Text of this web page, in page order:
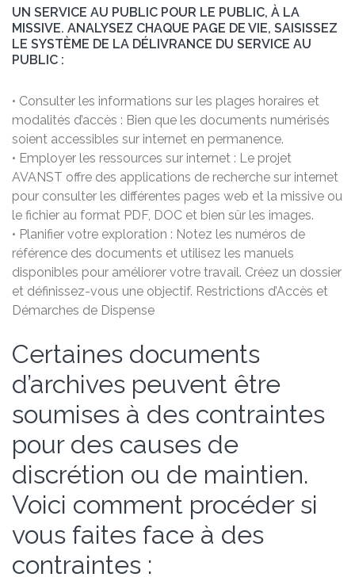
UN SERVICE AU PUBLIC POUR LE PUBLIC, À LA
MISSIVE. ANALYSEZ CHAQUE PAGE DE VIE, SAISISSEZ
LE SYSTÈME DE LA DÉLIVRANCE DU SERVICE AU
PUBLIC :
• Consulter les informations sur les plages horaires et
modalités d’accès : Bien que les documents numérisés
soient accessibles sur internet en permanence.
• Employer les ressources sur internet : Le projet
AVANST offre des applications de recherche sur internet
pour consulter les différentes pages web et la missive ou
le fichier au format PDF, DOC et bien sûr les images.
• Planifier votre exploration : Notez les numéros de
référence des documents et utilisez les manuels
disponibles pour améliorer votre travail. Créez un dossier
et définissez-vous une objectif. Restrictions d’Accès et
Démarches de Dispense
Certaines documents
d’archives peuvent être
soumises à des contraintes
pour des causes de
discrétion ou de maintien.
Voici comment procéder si
vous faites face à des
contraintes :